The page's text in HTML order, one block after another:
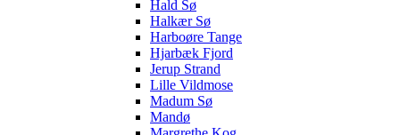
Hald Sø
Halkær Sø
Harboøre Tange
Hjarbæk Fjord
Jerup Strand
Lille Vildmose
Madum Sø
Mandø